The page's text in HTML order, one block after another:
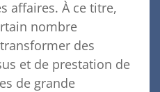
affaires. À ce titre,
nombre
des
et de prestation de
de grande